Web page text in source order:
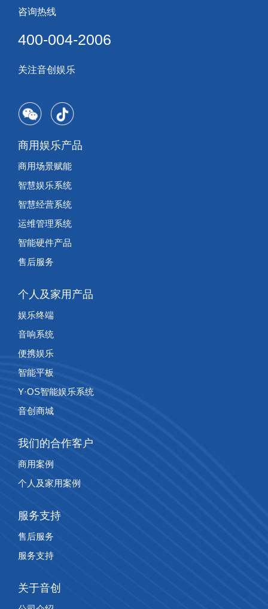
咨询热线
400-004-2006
关注音创娱乐
商用娱乐产品
商用场景赋能
智慧娱乐系统
智慧经营系统
运维管理系统
智能硬件产品
售后服务
个人及家用产品
娱乐终端
音响系统
便携娱乐
智能平板
Y·OS智能娱乐系统
音创商城
我们的合作客户
商用案例
个人及家用案例
服务支持
售后服务
服务支持
关于音创